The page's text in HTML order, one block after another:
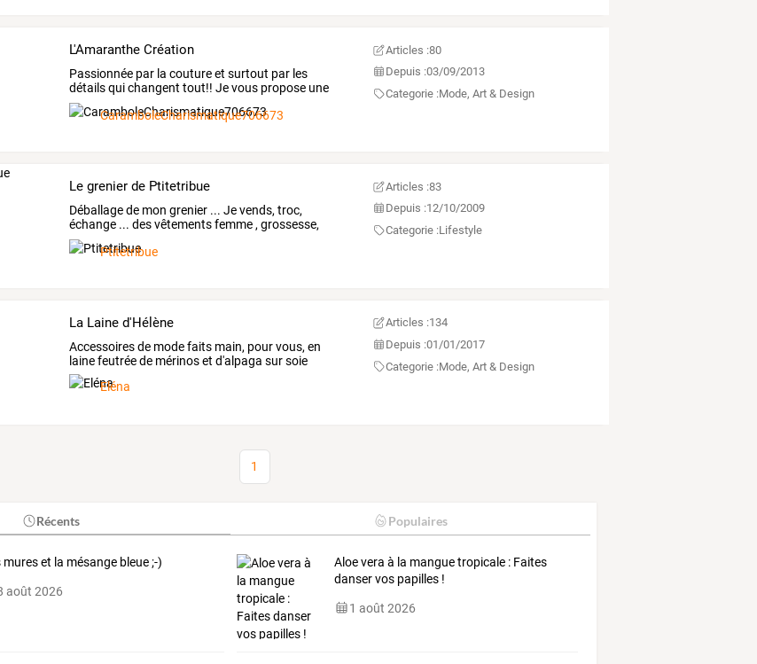
L'Amaranthe Création
Passionnée par la coutureet surtout par les
détailsquichangent tout!! Jevous propose une
gamme
CaramboleCharismatique706673
Articles :80
Depuis :03/09/2013
Categorie :Mode, Art & Design
Le grenier de Ptitetribue
Déballagede mon grenier ... Jevends, troc,
échange ... desvêtementsfemme , grossesse,
bébé,
Ptitetribue
Articles :83
Depuis :12/10/2009
Categorie :Lifestyle
La Laine d'Hélène
Accessoires de mode faits main, pour vous, en
laine feutrée de mérinos et d'alpaga sur soie
Eléna
Articles :134
Depuis :01/01/2017
Categorie :Mode, Art & Design
1
Récents Populaires
mures et la mésange bleue ;-)
août 2026
Aloe vera à la mangue tropicale : Faites
danser vos papilles !
1 août 2026